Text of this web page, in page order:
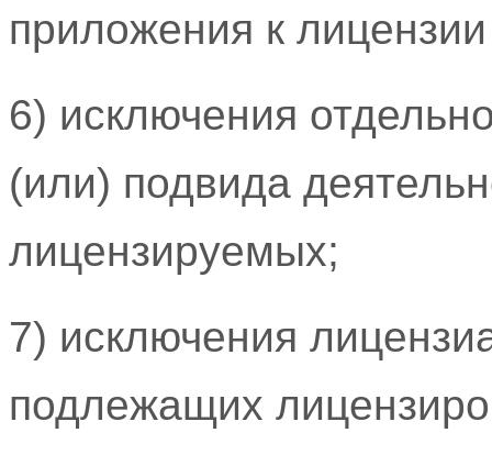
приложения к
6) исключения
(или) подвида
лицензируемых;
7) исключения
подлежащих